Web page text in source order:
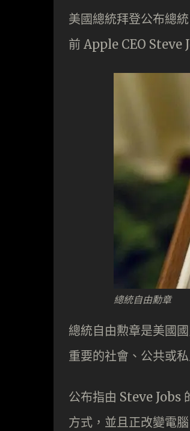
美國總統拜登公布總
前 Apple CEO Steve
總統自由勳章
總統自由勲章是美國
重要的社會、公共或
公布指由 Steve Jobs
方式，並且正改變電